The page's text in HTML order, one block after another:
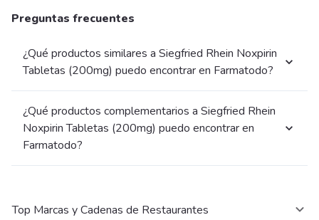
Preguntas frecuentes
¿Qué productos similares a Siegfried Rhein Noxpirin
Tabletas (200mg) puedo encontrar en Farmatodo?
¿Qué productos complementarios a Siegfried Rhein
Noxpirin Tabletas (200mg) puedo encontrar en
Farmatodo?
Top Marcas y Cadenas de Restaurantes